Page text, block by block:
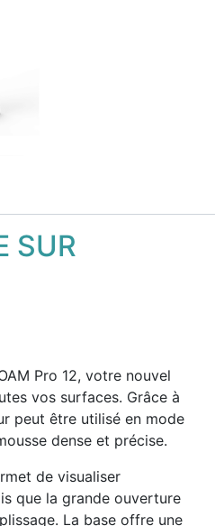
SUR
Pro 12, votre nouvel
vos surfaces. Grâce à
peut être utilisé en mode
dense et précise.
de visualiser
que la grande ouverture
La base offre une